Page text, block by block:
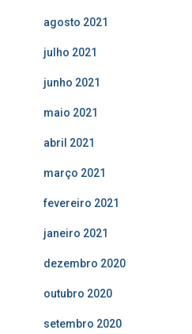
agosto 2021
julho 2021
junho 2021
maio 2021
abril 2021
março 2021
fevereiro 2021
janeiro 2021
dezembro 2020
outubro 2020
setembro 2020